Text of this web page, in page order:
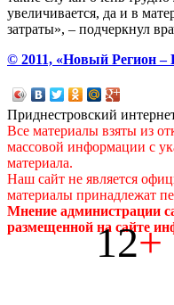
увеличивается, да и в
затраты», – подчеркнул
© 2011, «Новый Регион –
Приднестровский
Все материалы взяты из
массовой информации с
материала.
Наш сайт не является
материалы принадлежат
Мнение администрации
размещенной на сайте
12+